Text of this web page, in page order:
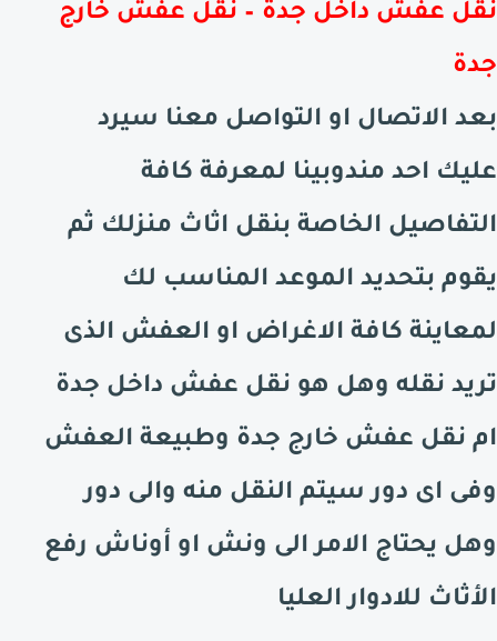
نقل عفش داخل جدة – نقل عفش خارج
جدة
بعد الاتصال او التواصل معنا سيرد
عليك احد مندوبينا لمعرفة كافة
التفاصيل الخاصة بنقل اثاث منزلك ثم
يقوم بتحديد الموعد المناسب لك
لمعاينة كافة الاغراض او العفش الذى
تريد نقله وهل هو نقل عفش داخل جدة
ام نقل عفش خارج جدة وطبيعة العفش
وفى اى دور سيتم النقل منه والى دور
وهل يحتاج الامر الى ونش او أوناش رفع
الأثاث للادوار العليا